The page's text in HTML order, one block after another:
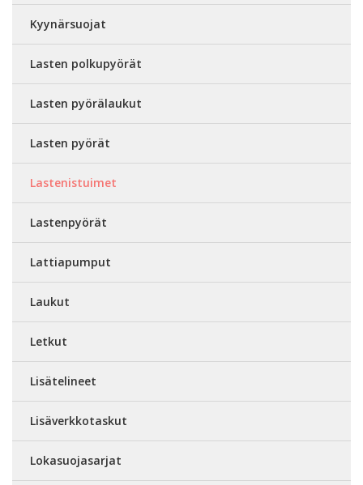
Kyynärsuojat
Lasten polkupyörät
Lasten pyörälaukut
Lasten pyörät
Lastenistuimet
Lastenpyörät
Lattiapumput
Laukut
Letkut
Lisätelineet
Lisäverkkotaskut
Lokasuojasarjat